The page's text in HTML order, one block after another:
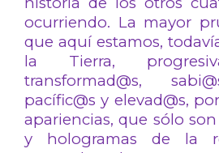
ocurriendo. La mayor
que aquí estamos,
la Tierra,
transformad@s,
pacífic@s y elevad@s,
apariencias, que sólo
y hologramas de la